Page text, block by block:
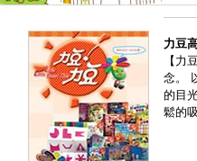
力豆
【力
念。
的目
鬆的